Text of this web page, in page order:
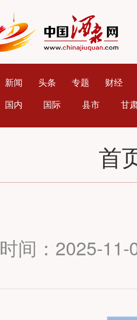
新闻 头条 专题
财经
国内
国际 县市 甘
首
时间：2025-11-